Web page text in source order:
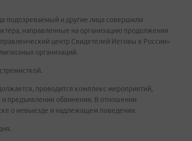
подозреваемый и другие лица совершили
направленные на организацию продолжения
центр Свидетелей Иеговы в России»
организаций.
проводится комплекс мероприятий,
и предъявления обвинения. В отношении
о невыезде и надлежащем поведении.